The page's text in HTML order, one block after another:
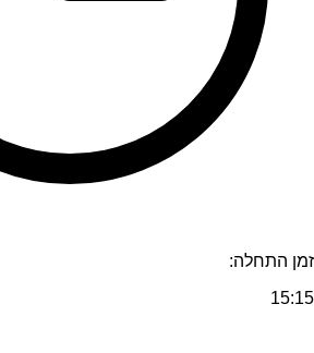
זמן התחלה:
15:15